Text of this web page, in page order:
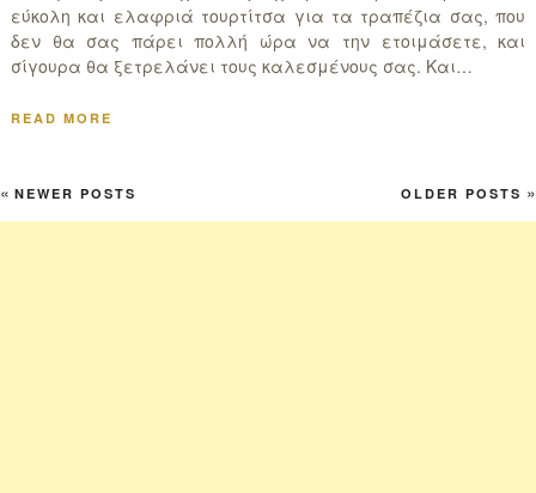
εύκολη και ελαφριά τουρτίτσα για τα τραπέζια σας, που
δεν θα σας πάρει πολλή ώρα να την ετοιμάσετε, και
σίγουρα θα ξετρελάνει τους καλεσμένους σας. Και…
READ MORE
OLDER POSTS »
« NEWER POSTS